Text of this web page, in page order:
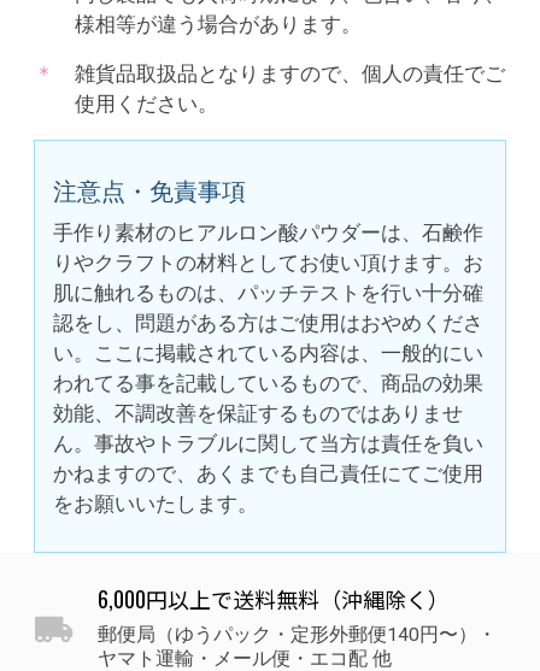
様相等が違う場合があります。
雑貨品取扱品となりますので、個人の責任でご
使用ください。
注意点・免責事項
手作り素材のヒアルロン酸パウダーは、石鹸作
りやクラフトの材料としてお使い頂けます。お
肌に触れるものは、パッチテストを行い十分確
認をし、問題がある方はご使用はおやめくださ
い。ここに掲載されている内容は、一般的にい
われてる事を記載しているもので、商品の効果
効能、不調改善を保証するものではありませ
ん。事故やトラブルに関して当方は責任を負い
かねますので、あくまでも自己責任にてご使用
をお願いいたします。
6,000円以上で送料無料（沖縄除く）
郵便局（ゆうパック・定形外郵便140円〜）・
ヤマト運輸・メール便・エコ配 他